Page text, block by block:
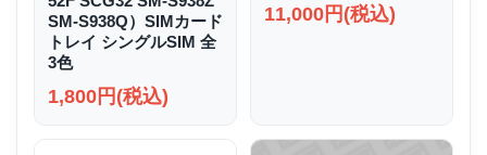
SM-S938Q）SIMカード
トレイ シングルSIM 全
3色
1,800円(税込)
11,000円(税込)